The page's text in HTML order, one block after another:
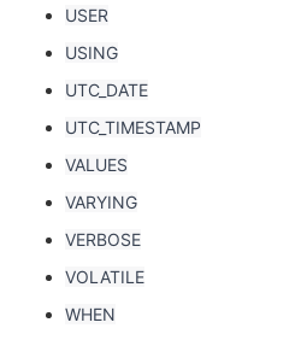
USER
USING
UTC_DATE
UTC_TIMESTAMP
VALUES
VARYING
VERBOSE
VOLATILE
WHEN